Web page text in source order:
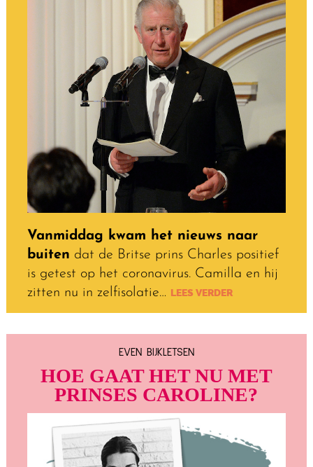
Vanmiddag kwam het nieuws naar
buiten dat de Britse prins Charles positief
is getest op het coronavirus. Camilla en hij
zitten nu in zelfisolatie… LEES VERDER
EVEN BIJKLETSEN
HOE GAAT HET NU MET
PRINSES CAROLINE?